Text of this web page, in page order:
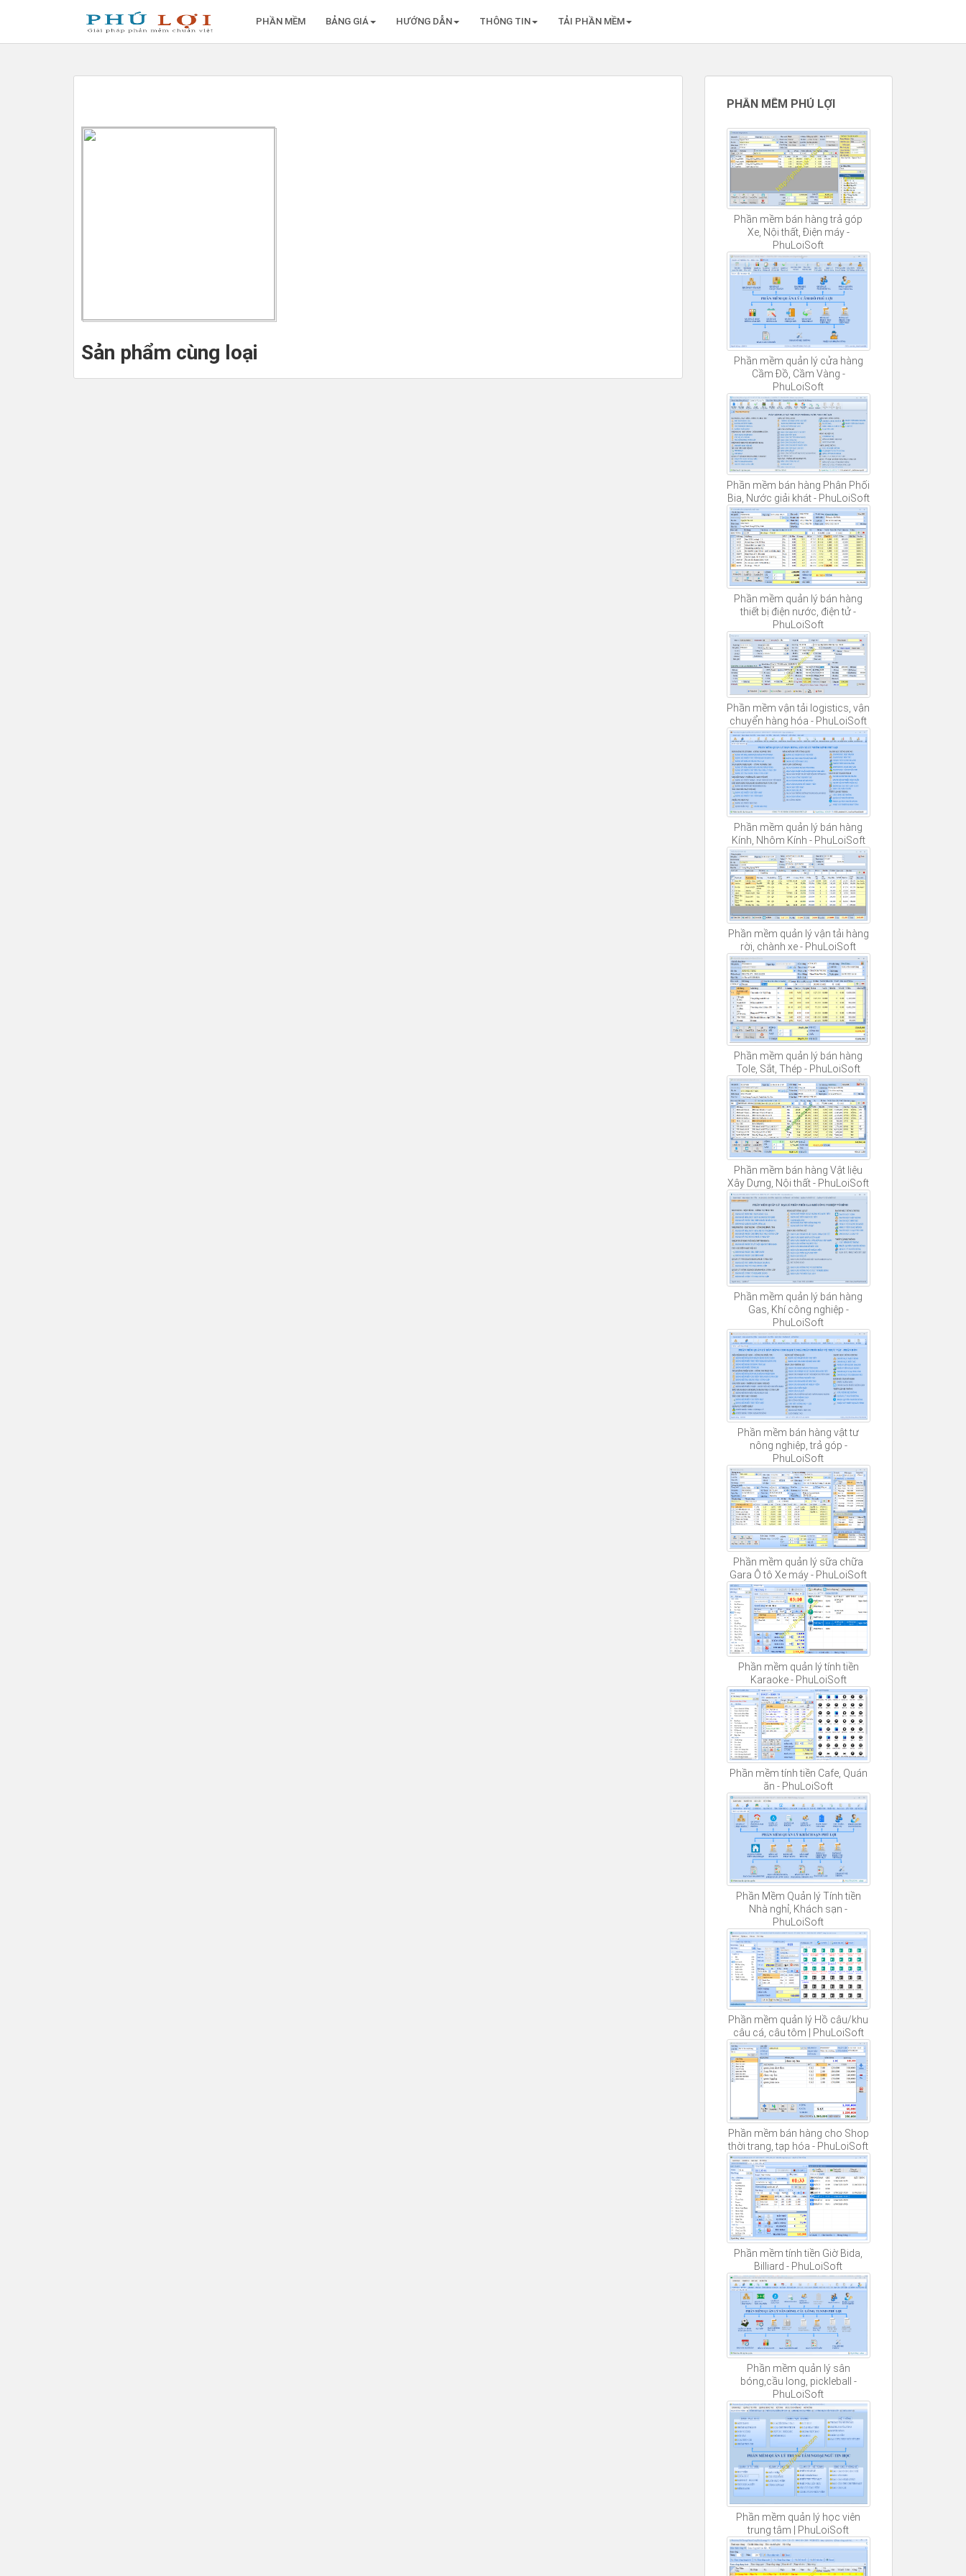
PHẦN MỀM BẢNG GIÁ HƯỚNG DẪN THÔNG TIN TẢI PHẦN MỀM
Sản phẩm cùng loại
PHẦN MỀM PHÚ LỢI
Phần mềm bán hàng trả góp
Xe, Nội thất, Điện máy -
PhuLoiSoft
Phần mềm quản lý cửa hàng
Cầm Đồ, Cầm Vàng -
PhuLoiSoft
Phần mềm bán hàng Phân Phối
Bia, Nước giải khát - PhuLoiSoft
Phần mềm quản lý bán hàng
thiết bị điện nước, điện tử -
PhuLoiSoft
Phần mềm vận tải logistics, vận
chuyển hàng hóa - PhuLoiSoft
Phần mềm quản lý bán hàng
Kính, Nhôm Kính - PhuLoiSoft
Phần mềm quản lý vận tải hàng
rời, chành xe - PhuLoiSoft
Phần mềm quản lý bán hàng
Tole, Sắt, Thép - PhuLoiSoft
Phần mềm bán hàng Vật liệu
Xây Dựng, Nội thất - PhuLoiSoft
Phần mềm quản lý bán hàng
Gas, Khí công nghiệp -
PhuLoiSoft
Phần mềm bán hàng vật tư
nông nghiệp, trả góp -
PhuLoiSoft
Phần mềm quản lý sữa chữa
Gara Ô tô Xe máy - PhuLoiSoft
Phần mềm quản lý tính tiền
Karaoke - PhuLoiSoft
Phần mềm tính tiền Cafe, Quán
ăn - PhuLoiSoft
Phần Mềm Quản lý Tính tiền
Nhà nghỉ, Khách sạn -
PhuLoiSoft
Phần mềm quản lý Hồ câu/khu
câu cá, câu tôm | PhuLoiSoft
Phần mềm bán hàng cho Shop
thời trang, tạp hóa - PhuLoiSoft
Phần mềm tính tiền Giờ Bida,
Billiard - PhuLoiSoft
Phần mềm quản lý sân
bóng,cầu long, pickleball -
PhuLoiSoft
Phần mềm quản lý học viên
trung tâm | PhuLoiSoft